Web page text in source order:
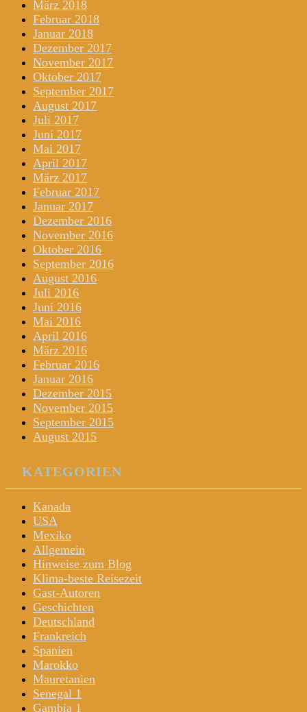
März 2018
Februar 2018
Januar 2018
Dezember 2017
November 2017
Oktober 2017
September 2017
August 2017
Juli 2017
Juni 2017
Mai 2017
April 2017
März 2017
Februar 2017
Januar 2017
Dezember 2016
November 2016
Oktober 2016
September 2016
August 2016
Juli 2016
Juni 2016
Mai 2016
April 2016
März 2016
Februar 2016
Januar 2016
Dezember 2015
November 2015
September 2015
August 2015
KATEGORIEN
Kanada
USA
Mexiko
Allgemein
Hinweise zum Blog
Klima-beste Reisezeit
Gast-Autoren
Geschichten
Deutschland
Frankreich
Spanien
Marokko
Mauretanien
Senegal 1
Gambia 1